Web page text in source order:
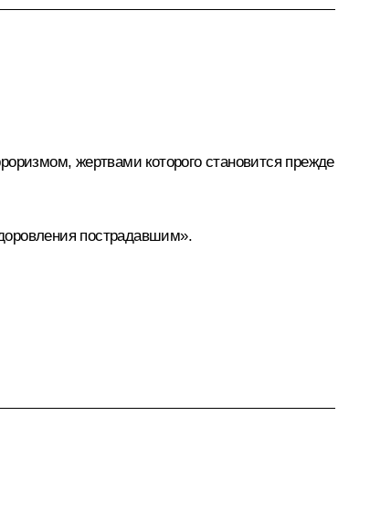
жертвами которого становится прежде
пострадавшим».